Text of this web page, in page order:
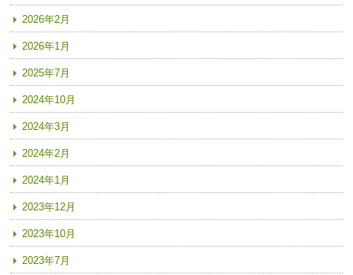
2026年2月
2026年1月
2025年7月
2024年10月
2024年3月
2024年2月
2024年1月
2023年12月
2023年10月
2023年7月